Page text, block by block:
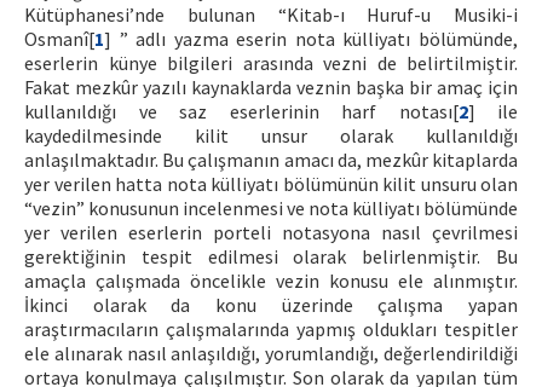
Kütüphanesi’nde bulunan “Kitab-ı Huruf-u Musiki-i
Osmanî[1] ” adlı yazma eserin nota külliyatı bölümünde,
eserlerin künye bilgileri arasında vezni de belirtilmiştir.
Fakat mezkûr yazılı kaynaklarda veznin başka bir amaç için
kullanıldığı ve saz eserlerinin harf notası[2] ile
kaydedilmesinde kilit unsur olarak kullanıldığı
anlaşılmaktadır. Bu çalışmanın amacı da, mezkûr kitaplarda
yer verilen hatta nota külliyatı bölümünün kilit unsuru olan
“vezin” konusunun incelenmesi ve nota külliyatı bölümünde
yer verilen eserlerin porteli notasyona nasıl çevrilmesi
gerektiğinin tespit edilmesi olarak belirlenmiştir. Bu
amaçla çalışmada öncelikle vezin konusu ele alınmıştır.
İkinci olarak da konu üzerinde çalışma yapan
araştırmacıların çalışmalarında yapmış oldukları tespitler
ele alınarak nasıl anlaşıldığı, yorumlandığı, değerlendirildiği
ortaya konulmaya çalışılmıştır. Son olarak da yapılan tüm